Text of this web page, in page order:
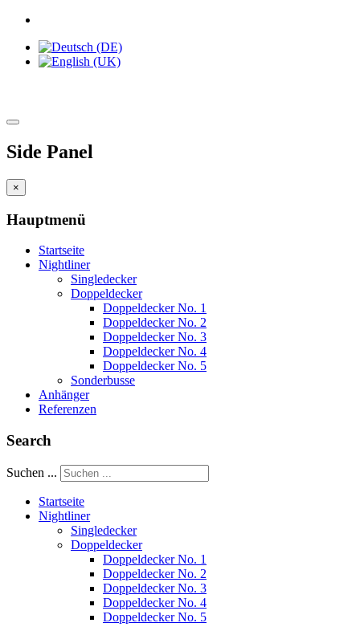
Side Panel
×
Hauptmenü
Startseite
Nightliner
Singledecker
Doppeldecker
Doppeldecker No. 1
Doppeldecker No. 2
Doppeldecker No. 3
Doppeldecker No. 4
Doppeldecker No. 5
Sonderbusse
Anhänger
Referenzen
Search
Suchen ...
Startseite
Nightliner
Singledecker
Doppeldecker
Doppeldecker No. 1
Doppeldecker No. 2
Doppeldecker No. 3
Doppeldecker No. 4
Doppeldecker No. 5